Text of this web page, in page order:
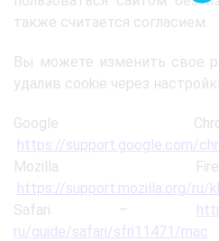
также считается согласием.
Вы можете изменить свое
удалив cookie через
Google
https://support.google.com/
Mozilla
https://support.mozilla.org/ru/
Safari –
ru/guide/safari/sfri11471/mac